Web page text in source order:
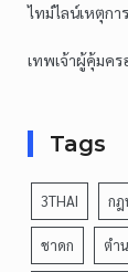
ไทม์ไลน์เหตุกา
เทพเจ้าผู้คุ้มคร
Tags
3THAI กฎ
ชาดก ตำ